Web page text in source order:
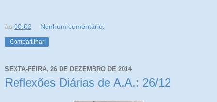
às 00:02 Nenhum comentário:
Compartilhar
SEXTA-FEIRA, 26 DE DEZEMBRO DE 2014
Reflexões Diárias de A.A.: 26/12